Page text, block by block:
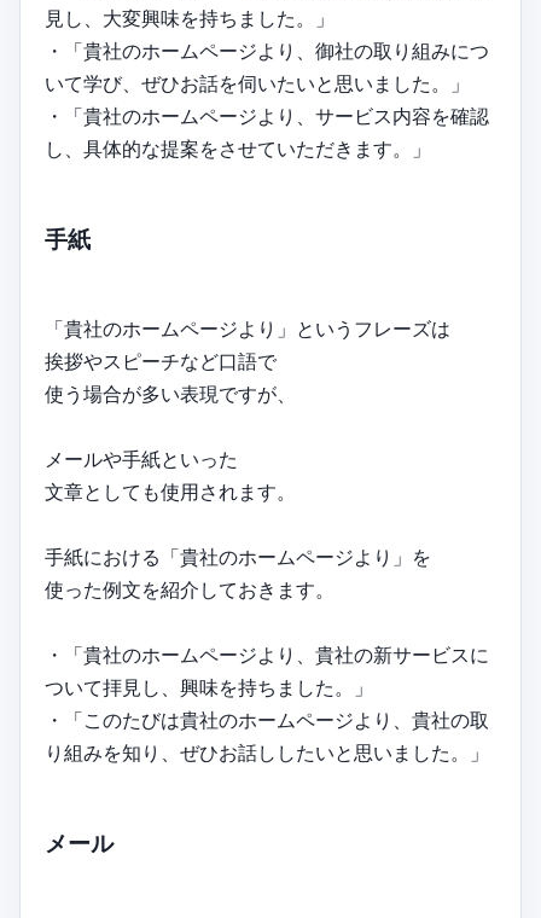
見し、大変興味を持ちました。」
・「貴社のホームページより、御社の取り組みにつ
いて学び、ぜひお話を伺いたいと思いました。」
・「貴社のホームページより、サービス内容を確認
し、具体的な提案をさせていただきます。」
手紙
「貴社のホームページより」というフレーズは
挨拶やスピーチなど口語で
使う場合が多い表現ですが、
メールや手紙といった
文章としても使用されます。
手紙における「貴社のホームページより」を
使った例文を紹介しておきます。
・「貴社のホームページより、貴社の新サービスに
ついて拝見し、興味を持ちました。」
・「このたびは貴社のホームページより、貴社の取
り組みを知り、ぜひお話ししたいと思いました。」
メール